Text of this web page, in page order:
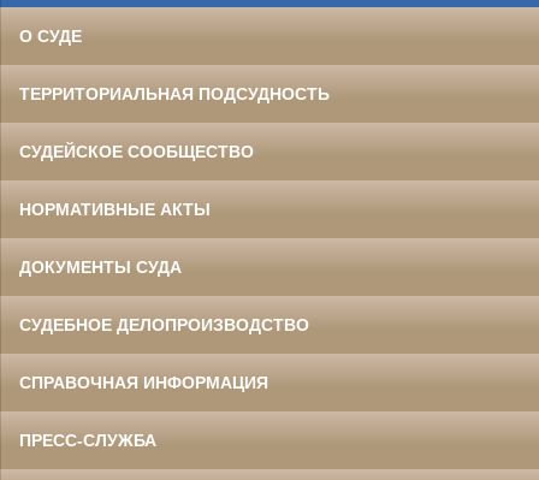
О СУДЕ
ТЕРРИТОРИАЛЬНАЯ ПОДСУДНОСТЬ
СУДЕЙСКОЕ СООБЩЕСТВО
НОРМАТИВНЫЕ АКТЫ
ДОКУМЕНТЫ СУДА
СУДЕБНОЕ ДЕЛОПРОИЗВОДСТВО
СПРАВОЧНАЯ ИНФОРМАЦИЯ
ПРЕСС-СЛУЖБА